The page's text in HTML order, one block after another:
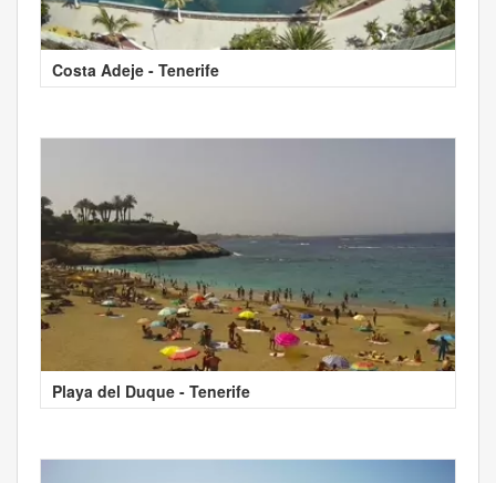
Costa Adeje - Tenerife
Playa del Duque - Tenerife